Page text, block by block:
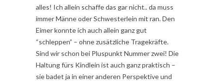
alles! Ich allein schaffe das gar nicht.. da muss
immer Männe oder Schwesterlein mit ran. Den
Eimer konnte ich auch allein ganz gut
“schleppen” – ohne zusätzliche Tragekräfte.
Sind wir schon bei Pluspunkt Nummer zwei! Die
Haltung fürs Kindlein ist auch ganz praktisch –
sie badet ja in einer anderen Perspektive und